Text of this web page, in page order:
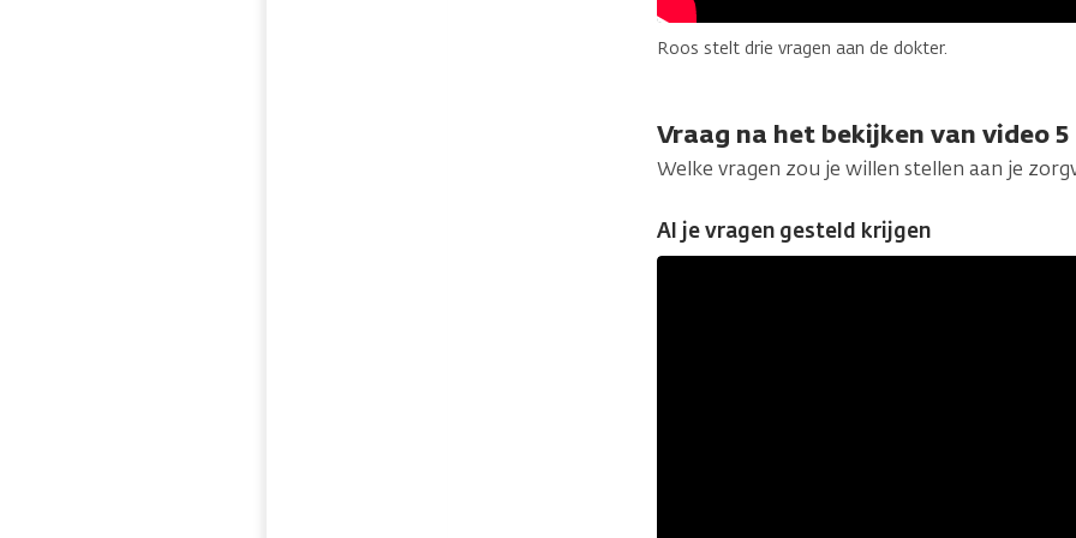
Roos stelt drie vragen aan de dokter.
Vraag na het bekijken van video 5
Welke vragen zou je willen stellen aan je
Al je vragen gesteld krijgen